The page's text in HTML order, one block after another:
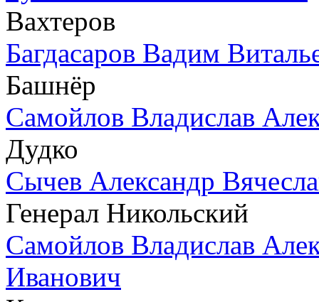
Вахтеров
Багдасаров Вадим
Башнёр
Самойлов Владислав
Дудко
Сычев Александр
Генерал Никольский
Самойлов Владислав
Иванович